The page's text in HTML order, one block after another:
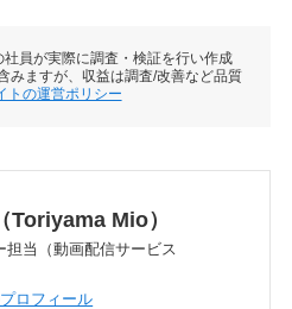
員が実際に調査・検証を行い作成
みますが、収益は調査/改善など品質
トの運営ポリシー
Toriyama Mio）
担当（動画配信サービス
ロフィール